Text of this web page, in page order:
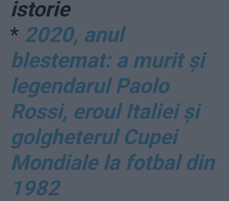
istorie
* 2020, anul
blestemat: a murit și
legendarul Paolo
Rossi, eroul Italiei și
golgheterul Cupei
Mondiale la fotbal din
1982